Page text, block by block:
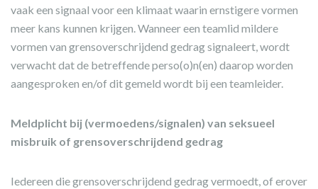
vaak een signaal voor een klimaat waarin ernstigere vormen
meer kans kunnen krijgen. Wanneer een teamlid mildere
vormen van grensoverschrijdend gedrag signaleert, wordt
verwacht dat de betreffende perso(o)n(en) daarop worden
aangesproken en/of dit gemeld wordt bij een teamleider.
Meldplicht bij (vermoedens/signalen) van seksueel
misbruik of grensoverschrijdend gedrag
Iedereen die grensoverschrijdend gedrag vermoedt, of erover